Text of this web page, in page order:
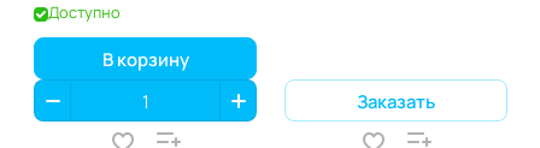
Доступно
В корзину
Заказать